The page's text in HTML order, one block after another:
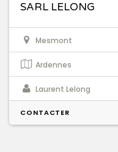
SARL LELONG
Mesmont
Ardennes
Laurent Lelong
CONTACTER